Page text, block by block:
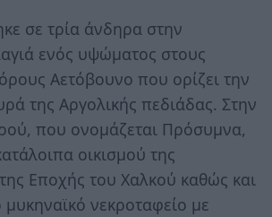
σε τρία άνδηρα στην
ενός υψώματος στους
Αετόβουνο που ορίζει την
της Αργολικής πεδιάδας. Στην
που ονομάζεται Πρόσυμνα,
οικισμού της
της Εποχής του Χαλκού καθώς και
μυκηναϊκό νεκροταφείο με